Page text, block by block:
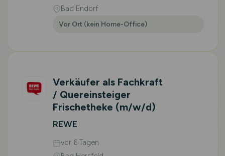
Bad Endorf
Vor Ort (kein Home-Office)
Verkäufer als Fachkraft
/ Quereinsteiger
Frischetheke (m/w/d)
REWE
vor 6 Tagen